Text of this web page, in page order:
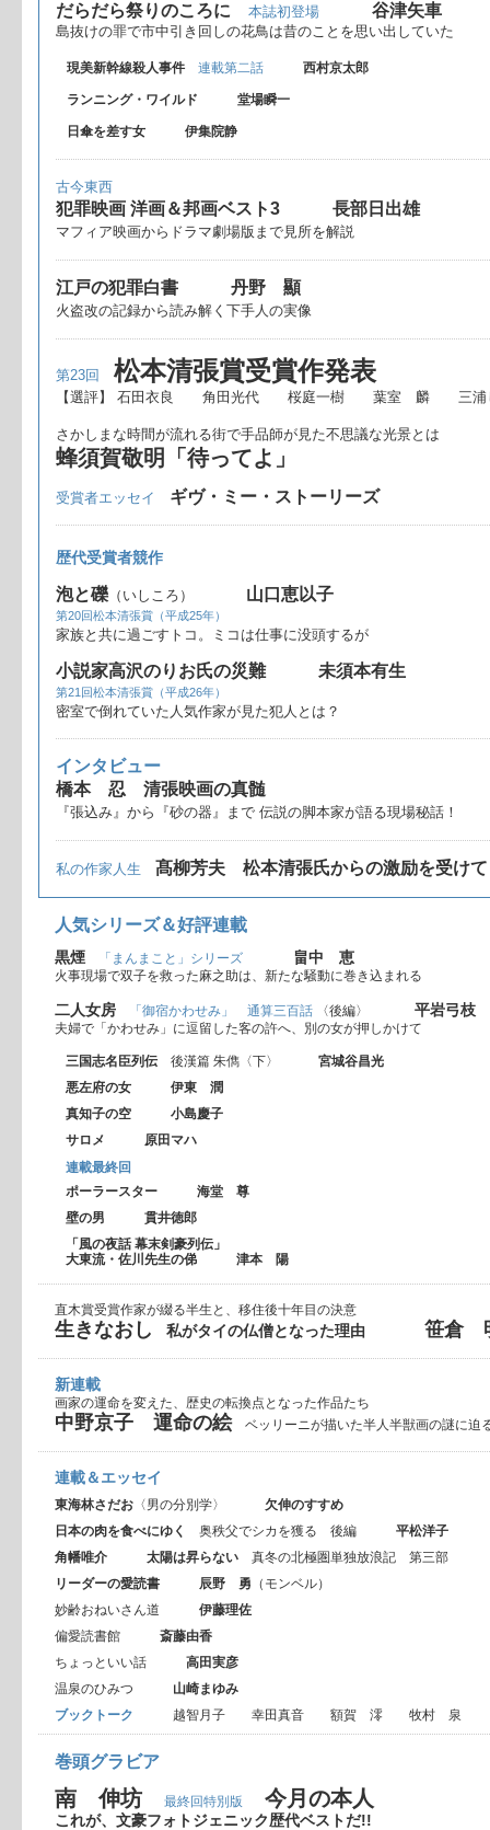
だらだら祭りのころに 本誌初登場 谷津矢車
島抜けの罪で市中引き回しの花鳥は昔のことを思い出していた
現美新幹線殺人事件 連載第二話 西村京太郎
ランニング・ワイルド 堂場瞬一
日傘を差す女 伊集院静
古今東西
犯罪映画 洋画＆邦画ベスト3 長部日出雄
マフィア映画からドラマ劇場版まで見所を解説
江戸の犯罪白書 丹野 顯
火盗改の記録から読み解く下手人の実像
第23回 松本清張賞受賞作発表
【選評】 石田衣良 角田光代 桜庭一樹 葉室 麟 三浦
さかしまな時間が流れる街で手品師が見た不思議な光景とは
蜂須賀敬明「待ってよ」
受賞者エッセイ ギヴ・ミー・ストーリーズ
歴代受賞者競作
泡と礫 （いしころ） 山口恵以子
第20回松本清張賞（平成25年）
家族と共に過ごすトコ。ミコは仕事に没頭するが
小説家高沢のりお氏の災難 未須本有生
第21回松本清張賞（平成26年）
密室で倒れていた人気作家が見た犯人とは？
インタビュー
橋本 忍 清張映画の真髄
『張込み』から『砂の器』まで 伝説の脚本家が語る現場秘話！
私の作家人生 髙柳芳夫 松本清張氏からの激励を受けて
人気シリーズ＆好評連載
黒煙 「まんまこと」シリーズ 畠中 恵
火事現場で双子を救った麻之助は、新たな騒動に巻き込まれる
二人女房 「御宿かわせみ」 通算三百話 〈後編〉 平岩弓枝
夫婦で「かわせみ」に逗留した客の許へ、別の女が押しかけて
三国志名臣列伝 後漢篇 朱儁〈下〉
宮城谷昌光
悪左府の女 伊東 潤
真知子の空 小島慶子
サロメ 原田マハ
連載最終回
ポーラースター 海堂 尊
壁の男 貫井徳郎
「風の夜話 幕末剣豪列伝」
大東流・佐川先生の俤 津本 陽
直木賞受賞作家が綴る半生と、移住後十年目の決意
生きなおし 私がタイの仏僧となった理由 笹倉
新連載
画家の運命を変えた、歴史の転換点となった作品たち
中野京子 運命の絵ベッリーニが描いた半人半獣画の謎に迫
連載＆エッセイ
東海林さだお 〈男の分別学〉
欠伸のすすめ
日本の肉を食べにゆく
奥秩父でシカを獲る 後編 平松洋子
角幡唯介
太陽は昇らない 真冬の北極圏単独放浪記 第三部
リーダーの愛読書
辰野 勇 （モンベル）
妙齢おねいさん道 伊藤理佐
偏愛読書館 斎藤由香
ちょっといい話 高田実彦
温泉のひみつ 山崎まゆみ
ブックトーク 越智月子 幸田真音 額賀 澪 牧村 泉
巻頭グラビア
南 伸坊 最終回特別版 今月の本人
これが、文豪フォトジェニック歴代ベストだ!!